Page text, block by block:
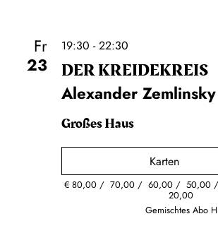
Fr
23
19:30 - 22:30
DER KREIDE­KREIS
Alexander Zemlinsky
Großes Haus
Karten
€80,00 70,00 60,00 50,00
20,00
Gemischtes Abo H